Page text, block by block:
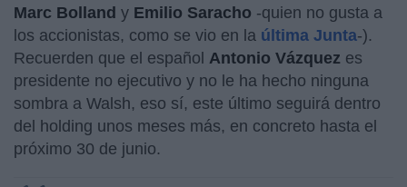
Marc Bolland y Emilio Saracho -quien no gusta a
los accionistas, como se vio en la última Junta-).
Recuerden que el español Antonio Vázquez es
presidente no ejecutivo y no le ha hecho ninguna
sombra a Walsh, eso sí, este último seguirá dentro
del holding unos meses más, en concreto hasta el
próximo 30 de junio.